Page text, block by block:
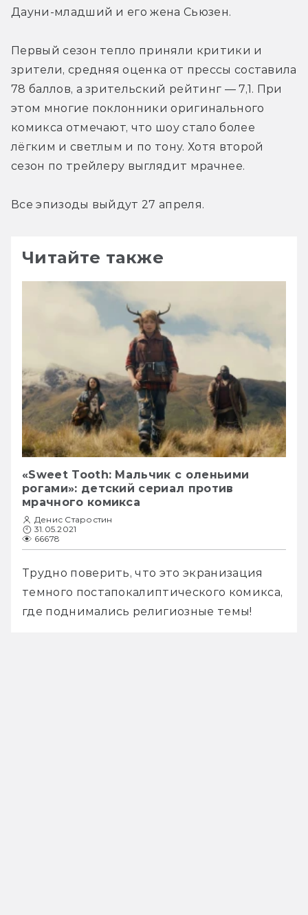
Дауни-младший и его жена Сьюзен.
Первый сезон тепло приняли критики и
зрители, средняя оценка от прессы составила
78 баллов, а зрительский рейтинг — 7,1. При
этом многие поклонники оригинального
комикса отмечают, что шоу стало более
лёгким и светлым и по тону. Хотя второй
сезон по трейлеру выглядит мрачнее.
Все эпизоды выйдут 27 апреля.
Читайте также
«Sweet Tooth: Мальчик с оленьими
рогами»: детский сериал против
мрачного комикса
Денис Старостин
31.05.2021
66678
Трудно поверить, что это экранизация
темного постапокалиптического комикса,
где поднимались религиозные темы!